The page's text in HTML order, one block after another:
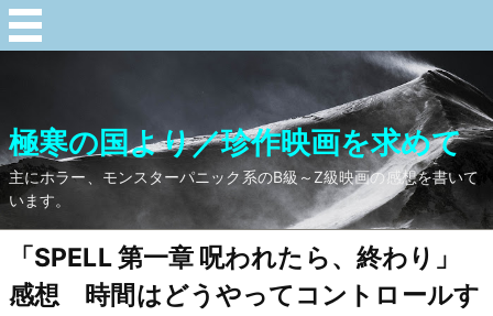
極寒の国より／珍作映画を求めて
主にホラー、モンスターパニック系のB級～Z級映画の感想を書いて
います。
「SPELL 第一章 呪われたら、終わり」
感想 時間はどうやってコントロールす